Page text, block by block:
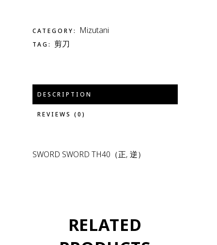
CATEGORY: Mizutani
TAG: 剪刀
DESCRIPTION
REVIEWS (0)
SWORD SWORD TH40（正, 逆）
RELATED